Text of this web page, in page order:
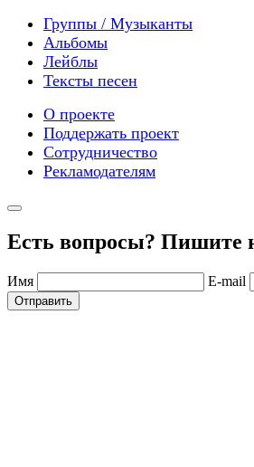
Группы / Музыканты
Альбомы
Лейблы
Тексты песен
О проекте
Поддержать проект
Сотрудничество
Рекламодателям
Есть вопросы? Пишите
Имя E-mail